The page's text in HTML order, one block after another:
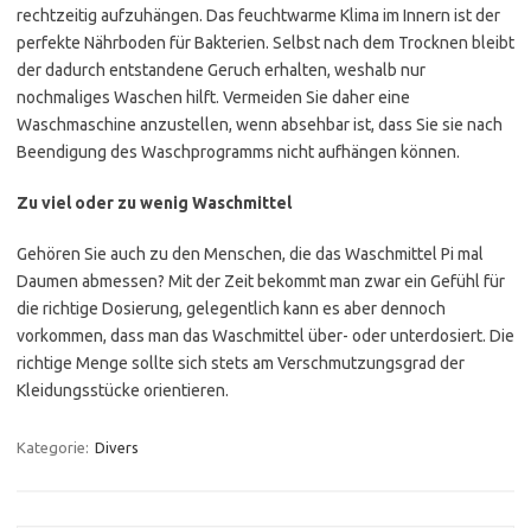
rechtzeitig aufzuhängen. Das feuchtwarme Klima im Innern ist der
perfekte Nährboden für Bakterien. Selbst nach dem Trocknen bleibt
der dadurch entstandene Geruch erhalten, weshalb nur
nochmaliges Waschen hilft. Vermeiden Sie daher eine
Waschmaschine anzustellen, wenn absehbar ist, dass Sie sie nach
Beendigung des Waschprogramms nicht aufhängen können.
Zu viel oder zu wenig Waschmittel
Gehören Sie auch zu den Menschen, die das Waschmittel Pi mal
Daumen abmessen? Mit der Zeit bekommt man zwar ein Gefühl für
die richtige Dosierung, gelegentlich kann es aber dennoch
vorkommen, dass man das Waschmittel über- oder unterdosiert. Die
richtige Menge sollte sich stets am Verschmutzungsgrad der
Kleidungsstücke orientieren.
Kategorie: Divers